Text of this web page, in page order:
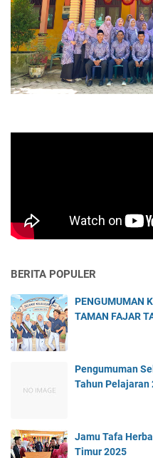
BERITA POPULER
PENGUMUMAN
TAMAN FAJAR
Pengumuman
Tahun Pelajaran
Jamu Tafa
Timur 2025